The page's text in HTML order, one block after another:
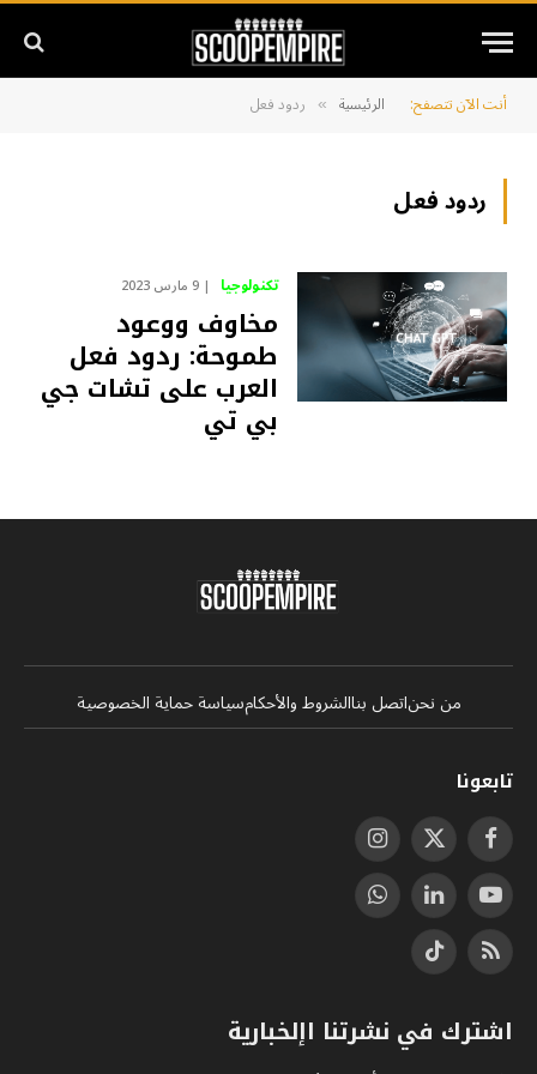
أنت الآن تتصفح: الرئيسية » ردود فعل
ردود فعل
تكنولوجيا 9 مارس 2023
مخاوف ووعود
طموحة: ردود فعل
العرب على تشات جي
بي تي
من نحناتصل بناالشروط والأحكامسياسة حماية الخصوصية
تابعونا
فيسبوكX
(Twitter)
الانستغرام
يوتيوب لينكدإنواتساب
RSS
تيكتوك
اشترك في نشرتنا اإلخبارية